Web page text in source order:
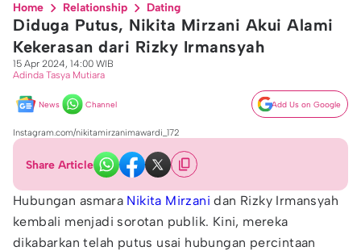
Home Relationship Dating
Diduga Putus, Nikita Mirzani Akui Alami
Kekerasan dari Rizky Irmansyah
15 Apr 2024, 14:00 WIB
Adinda Tasya Mutiara
News Channel Add Us on Google
Instagram.com/nikitamirzanimawardi_172
Share Article
Hubungan asmara Nikita Mirzani dan Rizky Irmansyah
kembali menjadi sorotan publik. Kini, mereka
dikabarkan telah putus usai hubungan percintaan